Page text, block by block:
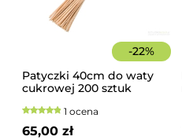
-22%
Patyczki 40cm do waty
cukrowej 200 sztuk
1 ocena
65,00 zł